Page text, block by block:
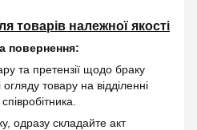
товарів належної якості
повернення:
та претензії щодо браку
товару на відділенні
одразу складайте акт